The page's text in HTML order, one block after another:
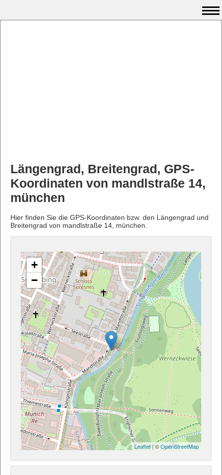
Längengrad, Breitengrad, GPS-
Koordinaten von mandlstraße 14,
münchen
Hier finden Sie die GPS-Koordinaten bzw. den Längengrad und
Breitengrad von mandlstraße 14, münchen.
+
−
Leaflet| ©OpenStreetMap